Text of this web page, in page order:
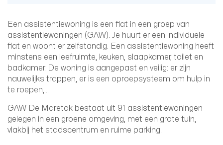
Een assistentiewoning is een flat in een groep van
assistentiewoningen (GAW). Je huurt er een individuele
flat en woont er zelfstandig. Een assistentiewoning heeft
minstens een leefruimte, keuken, slaapkamer, toilet en
badkamer. De woning is aangepast en veilig: er zijn
nauwelijks trappen, er is een oproepsysteem om hulp in
te roepen,…
GAW De Maretak bestaat uit 91 assistentiewoningen
gelegen in een groene omgeving, met een grote tuin,
vlakbij het stadscentrum en ruime parking.